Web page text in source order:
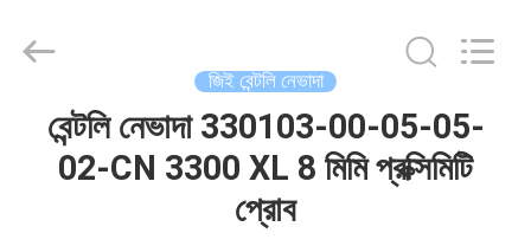
জিই বেন্টলি নেভাদা
বেন্টলি নেভাদা 330103-00-05-05-
02-CN 3300 XL 8 মিমি প্রক্সিমিটি
প্রোব